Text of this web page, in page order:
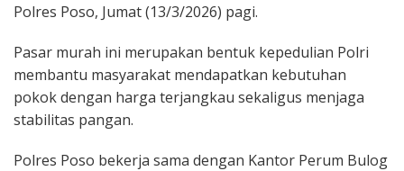
Polres Poso, Jumat (13/3/2026) pagi.
Pasar murah ini merupakan bentuk kepedulian Polri
membantu masyarakat mendapatkan kebutuhan
pokok dengan harga terjangkau sekaligus menjaga
stabilitas pangan.
Polres Poso bekerja sama dengan Kantor Perum Bulog